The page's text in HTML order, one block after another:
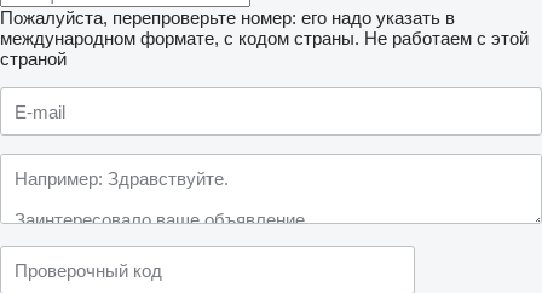
Пожалуйста, перепроверьте номер: его надо указать в
международном формате, с кодом страны. Не работаем с этой
страной